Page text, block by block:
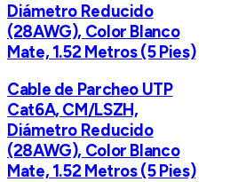
Diámetro Reducido
(28AWG), Color Blanco
Mate, 1.52 Metros (5 Pies)
Cable de Parcheo UTP
Cat6A, CM/LSZH,
Diámetro Reducido
(28AWG), Color Blanco
Mate, 1.52 Metros (5 Pies)